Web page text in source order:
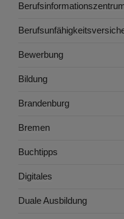
Bewerbung
Bildung
Brandenburg
Bremen
Buchtipps
Digitales
Duale Ausbildung